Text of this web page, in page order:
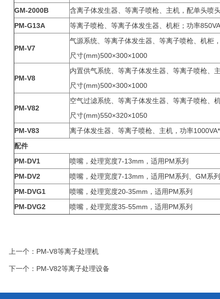
GM-2000B
含离子体发生器、等离子喷枪、主机，配单头喷
PM-G13A
等离子喷枪、等离子体发生器、机柜；功率
PM-V7
气源系统、等离子体发生器、等离子喷枪、机柜
尺寸(mm)500×300×1000
PM-V8
内置供气系统、等离子体发生器、等离子喷枪、
尺寸(mm)500×300×1000
PM-V82
空气过滤系统、等离子体发生器、等离子喷枪、
尺寸(mm)550×320×1050
PM-V83
离子体发生器、等离子喷枪、主机，功率
配件
PM-DV1
喷嘴，处理宽度7-13mm，适用PM系列
PM-DV2
喷嘴，处理宽度7-13mm，适用PM系列、GM系列
PM-DVG1
喷嘴，处理宽度20-35mm，适用PM系列
PM-DVG2
喷嘴，处理宽度35-55mm，适用PM系列
上一个： PM-V8等离子处理机
下一个： PM-V82等离子处理设备